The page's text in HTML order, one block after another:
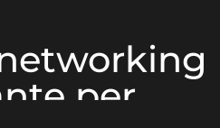
per